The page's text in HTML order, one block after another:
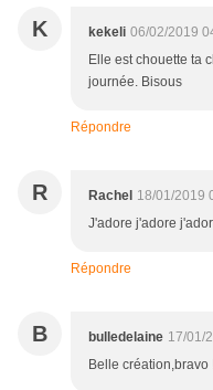
K kekeli 06/02/2019
Elle est chouette ta
journée. Bisous
Répondre
R Rachel 18/01/2019
J'adore j'adore
Répondre
B bulledelaine 17/01/
Belle création,bravo